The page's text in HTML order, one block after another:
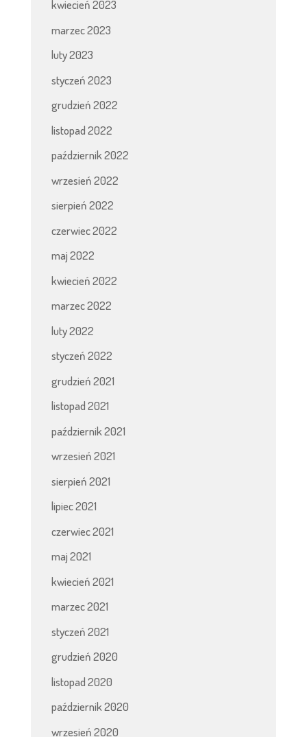
kwiecień 2023
marzec 2023
luty 2023
styczeń 2023
grudzień 2022
listopad 2022
październik 2022
wrzesień 2022
sierpień 2022
czerwiec 2022
maj 2022
kwiecień 2022
marzec 2022
luty 2022
styczeń 2022
grudzień 2021
listopad 2021
październik 2021
wrzesień 2021
sierpień 2021
lipiec 2021
czerwiec 2021
maj 2021
kwiecień 2021
marzec 2021
styczeń 2021
grudzień 2020
listopad 2020
październik 2020
wrzesień 2020